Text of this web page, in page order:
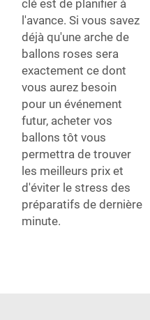
clé est de planifier à
l'avance. Si vous savez
déjà qu'une arche de
ballons roses sera
exactement ce dont
vous aurez besoin
pour un événement
futur, acheter vos
ballons tôt vous
permettra de trouver
les meilleurs prix et
d'éviter le stress des
préparatifs de dernière
minute.